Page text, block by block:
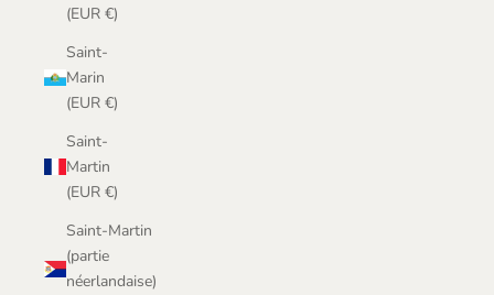
(EUR €)
Saint-
Marin
(EUR €)
Saint-
Martin
(EUR €)
Saint-Martin
(partie
néerlandaise)